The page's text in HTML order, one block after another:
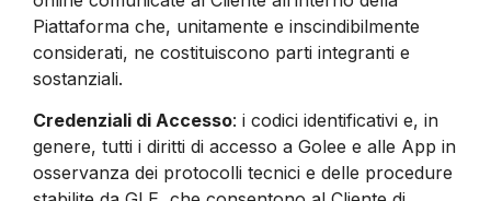
Piattaforma che, unitamente e inscindibilmente
considerati, ne costituiscono parti integranti e
sostanziali.
Credenziali di Accesso: i codici identificativi e, in
genere, tutti i diritti di accesso a Golee e alle App in
osservanza dei protocolli tecnici e delle procedure